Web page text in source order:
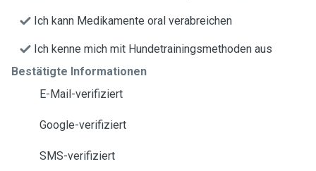
Ich kann Medikamente oral verabreichen
Ich kenne mich mit Hundetrainingsmethoden aus
Bestätigte Informationen
E-Mail-verifiziert
Google-verifiziert
SMS-verifiziert